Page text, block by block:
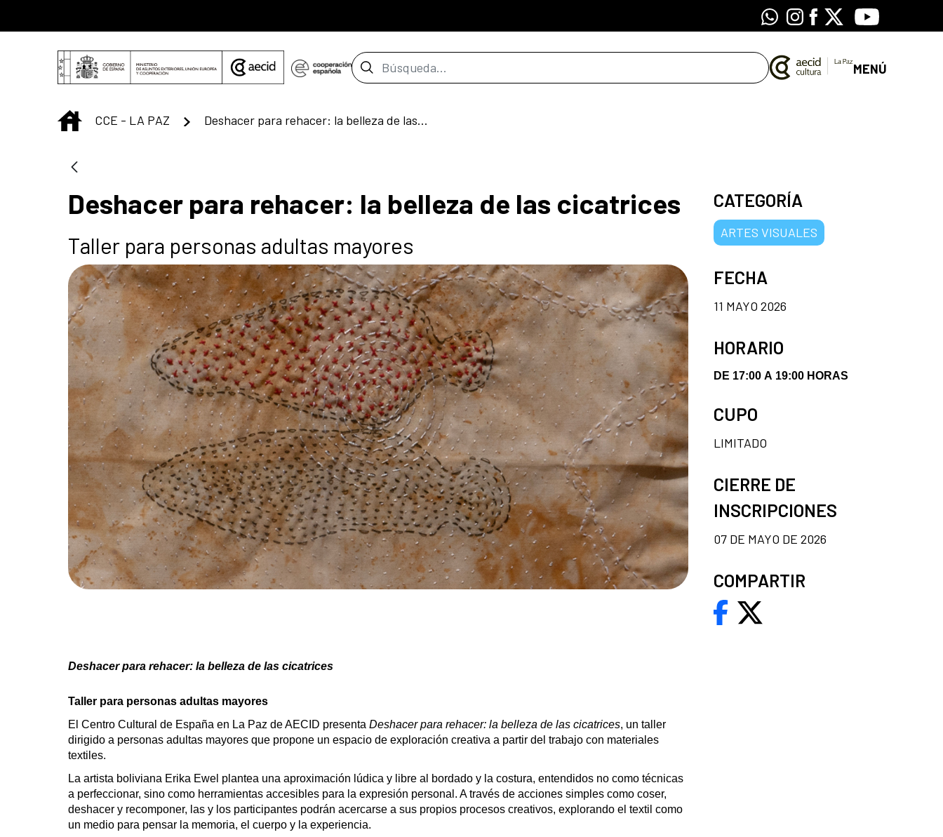
WhatsappInstagram
Facebook
X Youtube
Barra de búsqueda MENÚ
INICIO
CCE - LA PAZ Deshacer para rehacer: la belleza de las cicatrices
Deshacer para rehacer: la belleza de las cicatrices
Taller para personas adultas mayores
Deshacer para rehacer: la belleza de las cicatrices
Taller para personas adultas mayores
El Centro Cultural de España en La Paz de AECID presenta Deshacer para rehacer: la belleza de las cicatrices, un taller
dirigido a personas adultas mayores que propone un espacio de exploración creativa a partir del trabajo con materiales
textiles.
La artista boliviana Erika Ewel plantea una aproximación lúdica y libre al bordado y la costura, entendidos no como técnicas
a perfeccionar, sino como herramientas accesibles para la expresión personal. A través de acciones simples como coser,
deshacer y recomponer, las y los participantes podrán acercarse a sus propios procesos creativos, explorando el textil como
un medio para pensar la memoria, el cuerpo y la experiencia.
CATEGORÍA
ARTES VISUALES
FECHA
11 MAYO 2026
HORARIO
DE 17:00 A 19:00 HORAS
CUPO
LIMITADO
CIERRE DE
INSCRIPCIONES
07 DE MAYO DE 2026
COMPARTIR